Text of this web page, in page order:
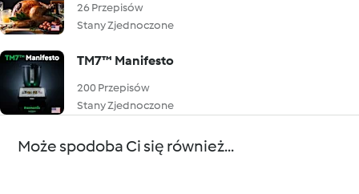
26 Przepisów
Stany Zjednoczone
TM7™ Manifesto
200 Przepisów
Stany Zjednoczone
Może spodoba Ci się również...